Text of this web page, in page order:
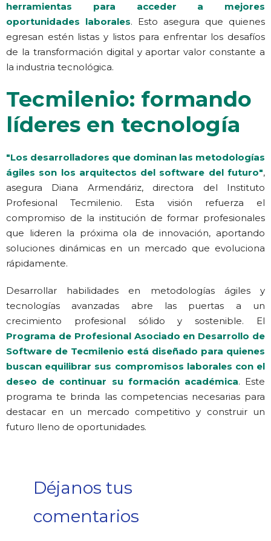
herramientas para acceder a mejores
oportunidades laborales. Esto asegura que quienes
egresan estén listas y listos para enfrentar los desafíos
de la transformación digital y aportar valor constante a
la industria tecnológica.
Tecmilenio: formando
líderes en tecnología
"Los desarrolladores que dominan las metodologías
ágiles son los arquitectos del software del futuro",
asegura Diana Armendáriz, directora del Instituto
Profesional Tecmilenio. Esta visión refuerza el
compromiso de la institución de formar profesionales
que lideren la próxima ola de innovación, aportando
soluciones dinámicas en un mercado que evoluciona
rápidamente.
Desarrollar habilidades en metodologías ágiles y
tecnologías avanzadas abre las puertas a un
crecimiento profesional sólido y sostenible. El
Programa de Profesional Asociado en Desarrollo de
Software de Tecmilenio está diseñado para quienes
buscan equilibrar sus compromisos laborales con el
deseo de continuar su formación académica. Este
programa te brinda las competencias necesarias para
destacar en un mercado competitivo y construir un
futuro lleno de oportunidades.
Déjanos tus
comentarios